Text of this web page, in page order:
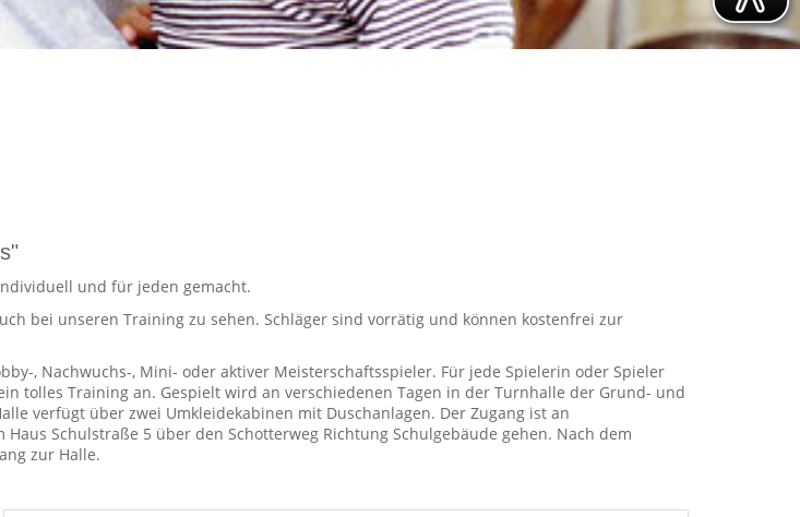
und für jeden gemacht.
bei unseren Training zu sehen. Schläger sind vorrätig und können kostenfrei zur
, Nachwuchs-, Mini- oder aktiver Meisterschaftsspieler. Für jede Spielerin oder Spieler
tolles Training an. Gespielt wird an verschiedenen Tagen in der Turnhalle der Grund- und
verfügt über zwei Umkleidekabinen mit Duschanlagen. Der Zugang ist an
Schulstraße 5 über den Schotterweg Richtung Schulgebäude gehen. Nach dem
zur Halle.